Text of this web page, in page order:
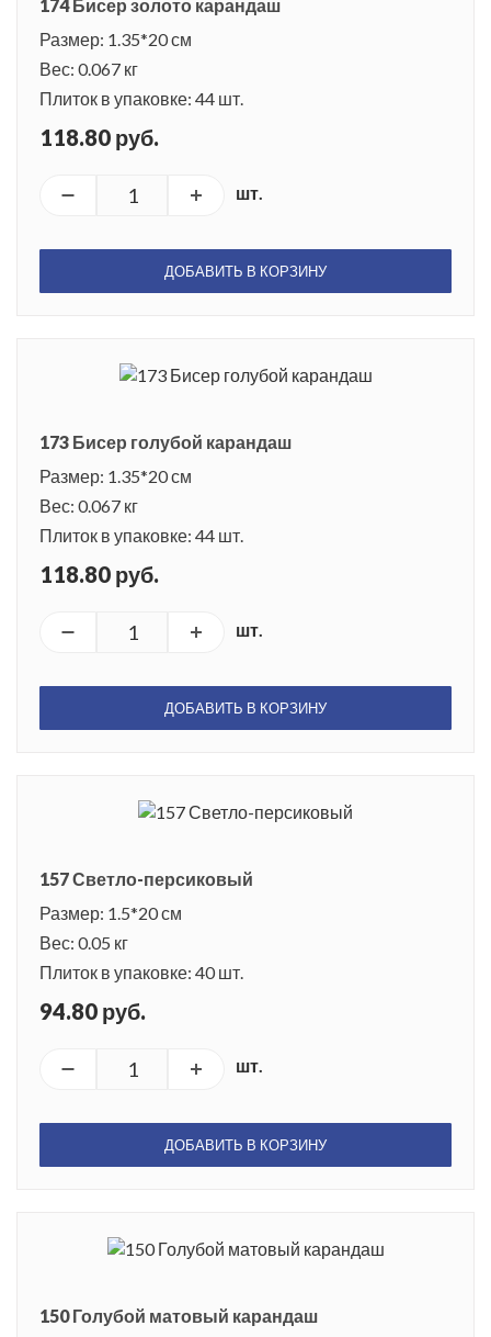
174 Бисер золото карандаш
Размер: 1.35*20 см
Вес: 0.067 кг
Плиток в упаковке: 44 шт.
118.80 руб.
шт.
ДОБАВИТЬ В КОРЗИНУ
173 Бисер голубой карандаш
Размер: 1.35*20 см
Вес: 0.067 кг
Плиток в упаковке: 44 шт.
118.80 руб.
шт.
ДОБАВИТЬ В КОРЗИНУ
157 Светло-персиковый
Размер: 1.5*20 см
Вес: 0.05 кг
Плиток в упаковке: 40 шт.
94.80 руб.
шт.
ДОБАВИТЬ В КОРЗИНУ
150 Голубой матовый карандаш